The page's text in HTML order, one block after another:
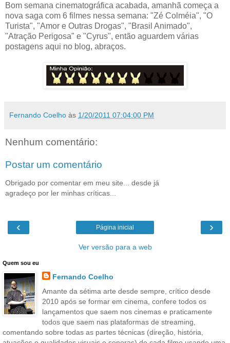
Bom semana cinematográfica acabada, amanhã começa a
nova saga com 6 filmes nessa semana: "Zé Colméia", "O
Turista", "Amor e Outras Drogas", "Brasil Animado",
"Atração Perigosa" e "Cyrus", então aguardem várias
postagens aqui no blog, abraços.
Fernando Coelho às 1/20/2011 07:04:00 PM
Nenhum comentário:
Postar um comentário
Obrigado por comentar em meu site... desde já
agradeço por ler minhas críticas...
‹ ›
Página inicial
Ver versão para a web
Quem sou eu
Fernando Coelho
Amante da sétima arte desde sempre, crítico desde
2010 após se formar em cinema, confere todos os
lançamentos que saem nos cinemas e praticamente
todos que saem nas plataformas de streaming,
comentando sobre todas as partes técnicas (direção, história,